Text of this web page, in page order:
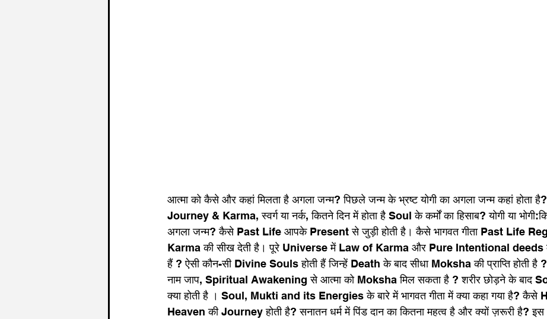
आत्मा को कैसे और कहां मिलता है अगला जन्म? पिछले जन्म के भ्रष्ट योगी का अगला जन्म कहां होता
Journey & Karma, स्वर्ग या नर्क, कितने दिन में होता है Soul के कर्मों का हिसाब? योगी या
अगला जन्म? कैसे Past Life आपके Present से जुड़ी होती है। कैसे भागवत गीता Past Life
Karma की सीख देती है। पूरे Universe में Law of Karma और Pure Intentional
हैं ? ऐसी कौन-सी Divine Souls होती हैं जिन्हें Death के बाद सीधा Moksha की प्राप्ति होती है
नाम जाप, Spiritual Awakening से आत्मा को Moksha मिल सकता है ? शरीर छोड़ने के बाद
क्या होती है । Soul, Mukti and its Energies के बारे में भागवत गीता में क्या कहा गया है? कैसे
Heaven की Journey होती है? सनातन धर्म में पिंड दान का कितना महत्व है और क्यों ज़रूरी है?